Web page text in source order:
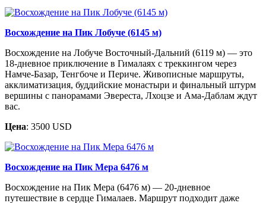
Восхождение на Пик Лобуче (6145 м)
Восхождение на Лобуче Восточный-Дальний (6119 м) — это
18-дневное приключение в Гималаях с треккингом через
Намче-Базар, Тенгбоче и Периче. Живописные маршруты,
акклиматизация, буддийские монастыри и финальный штурм
вершины с панорамами Эвереста, Лхоцзе и Ама-Даблам ждут
вас.
Цена: 3500 USD
Восхождение на Пик Мера 6476 м
Восхождение на Пик Мера (6476 м) — 20-дневное
путешествие в сердце Гималаев. Маршрут подходит даже